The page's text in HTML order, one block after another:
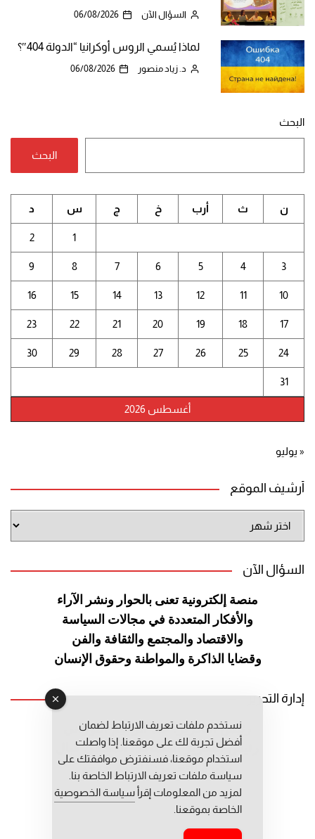
السؤال الآن 06/08/2026
لماذا يُسمي الروس أوكرانيا “الدولة 404″؟
د. زياد منصور 06/08/2026
البحث
البحث
أغسطس 2026
ن ث أرب خ ج س د
1
2
3
4
5
6
7
8
9
10
11
12
13
14
15
16
17
18
19
20
21
22
23
24
25
26
27
28
29
30
31
« يوليو
أرشيف الموقع
الموقع
السؤال الآن
منصة إلكترونية تعنى بالحوار ونشر الآراء
والأفكار المتعددة في مجالات السياسة
والاقتصاد والمجتمع والثقافة والفن
وقضايا الذاكرة والمواطنة وحقوق الإنسان
إدارة التحرير
رئيس التحرير: عبد الرحيم التوراني
رئيس التحرير المساعد: المعطي قبال
مديرة التحرير: فاطمة حوحو
نستخدم ملفات تعريف الارتباط لضمان
أفضل تجربة لك على موقعنا. إذا واصلت
استخدام موقعنا، فسنفترض موافقتك على
سياسة ملفات تعريف الارتباط الخاصة بنا.
لمزيد من المعلومات إقرأ سياسة الخصوصية
الخاصة بموقعنا.